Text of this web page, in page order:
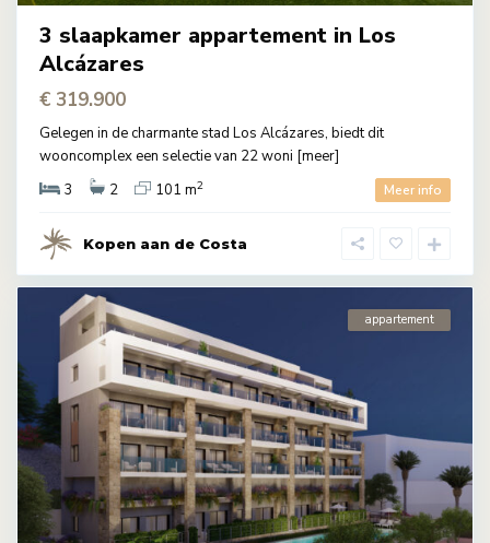
3 slaapkamer appartement in Los
Alcázares
€ 319.900
Gelegen in de charmante stad Los Alcázares, biedt dit
wooncomplex een selectie van 22 woni [meer]
3
2 101 m2 Meer info
Kopen aan de Costa
appartement